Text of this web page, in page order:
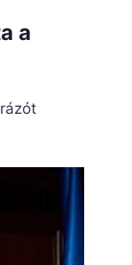
a